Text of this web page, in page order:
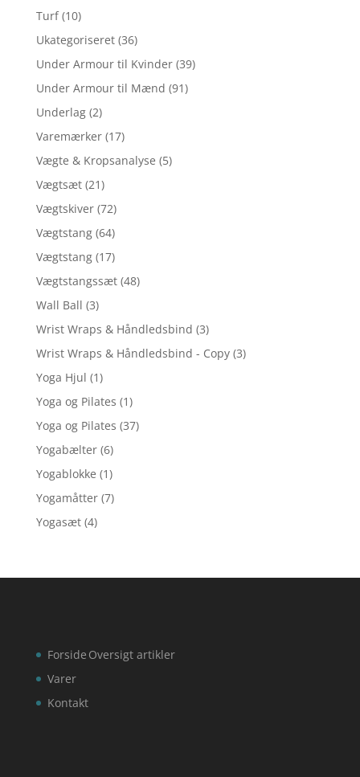
Turf (10)
Ukategoriseret (36)
Under Armour til Kvinder (39)
Under Armour til Mænd (91)
Underlag (2)
Varemærker (17)
Vægte & Kropsanalyse (5)
Vægtsæt (21)
Vægtskiver (72)
Vægtstang (64)
Vægtstang (17)
Vægtstangssæt (48)
Wall Ball (3)
Wrist Wraps & Håndledsbind (3)
Wrist Wraps & Håndledsbind - Copy (3)
Yoga Hjul (1)
Yoga og Pilates (1)
Yoga og Pilates (37)
Yogabælter (6)
Yogablokke (1)
Yogamåtter (7)
Yogasæt (4)
Forside
Varer
Kontakt
Oversigt artikler